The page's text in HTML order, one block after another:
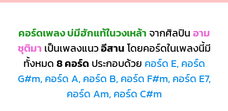
คอร์ดเพลง บ่มีฮักแท้ในวงเหล้า จากศิลปิน อาม
ชุติมา เป็นเพลงแนวอีสาน โดยคอร์ดในเพลงนี้มี
ทั้งหมด 8 คอร์ด ประกอบด้วย คอร์ด E, คอร์ด
G#m, คอร์ด A, คอร์ด B, คอร์ด F#m, คอร์ด E7,
คอร์ด Am, คอร์ด C#m